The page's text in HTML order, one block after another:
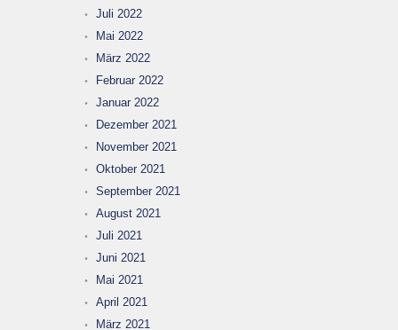
Juli 2022
Mai 2022
März 2022
Februar 2022
Januar 2022
Dezember 2021
November 2021
Oktober 2021
September 2021
August 2021
Juli 2021
Juni 2021
Mai 2021
April 2021
März 2021